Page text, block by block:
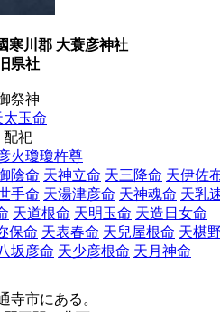
寒川郡 大蓑彦神社
旧県社
祭神
太玉命
配祀
火瓊瓊杵尊
陰命 天神立命 天三降命 天伊佐
手命 天湯津彦命 天神魂命 天乳
天道根命 天明玉命 天造日女命
保命 天表春命 天兒屋根命 天椹
坂彦命 天少彦根命 天月神命
寺市にある。